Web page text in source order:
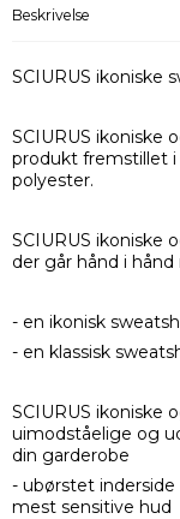
Beskrivelse
SCIURUS ikoniske
SCIURUS ikoniske
produkt fremstillet i
polyester.
SCIURUS ikoniske
der går hånd i
- en ikonisk
- en klassisk
SCIURUS ikoniske
uimodståelige og
din garderobe
- ubørstet
mest sensitive hud